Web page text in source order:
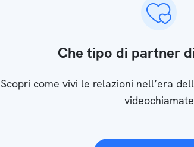
Che tipo di partner
Scopri come vivi le relazioni nell’era
videochiamate